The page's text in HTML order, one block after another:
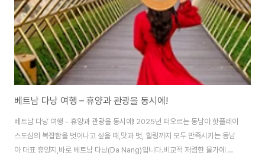
베트남 다낭 여행 – 휴양과 관광을 동시에!
베트남 다낭 여행 – 휴양과 관광을 동시에! 2025년 떠오르는 동남아 핫플레이
스도심의 복잡함을 벗어나고 싶을 때,맛과 멋, 힐링까지 모두 만족시키는 동남
아 대표 휴양지,바로 베트남 다낭(Da Nang)입니다.비교적 저렴한 물가에 고